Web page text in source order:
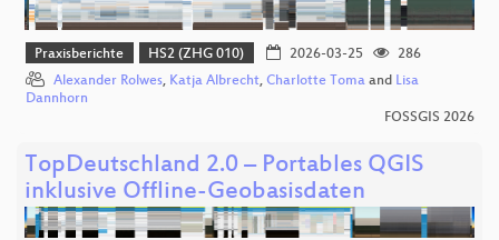
Praxisberichte HS2 (ZHG 010) 2026-03-25
286
Alexander Rolwes, Katja Albrecht, Charlotte Toma and Lisa
Dannhorn
FOSSGIS 2026
TopDeutschland 2.0 – Portables QGIS
inklusive Offline-Geobasisdaten